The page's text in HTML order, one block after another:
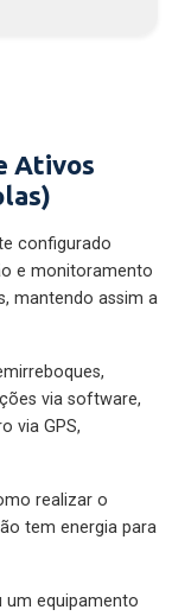
Ativos
configurado
e monitoramento
mantendo assim a
via software,
via GPS,
realizar o
tem energia para
um equipamento